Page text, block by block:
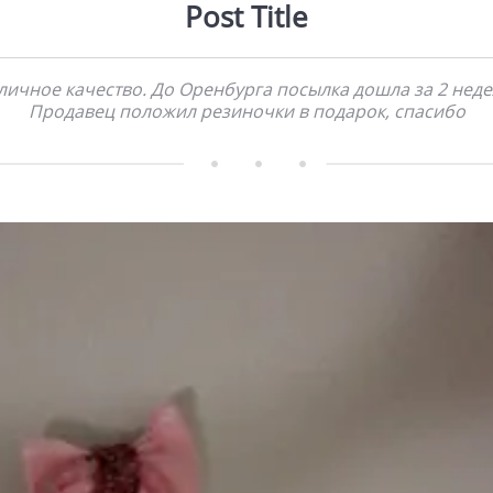
Post Title
качество. До Оренбурга посылка дошла за 2
Продавец положил резиночки в подарок, спасибо